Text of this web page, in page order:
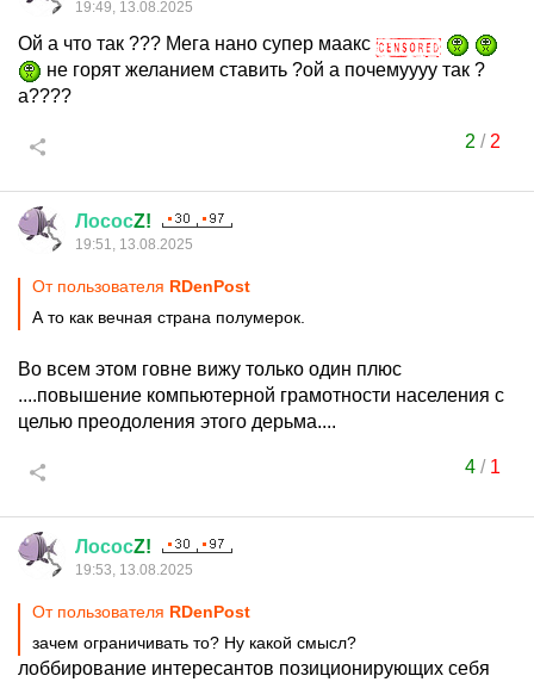
19:49, 13.08.2025
Ой а что так ??? Мега нано супер маакс
не горят желанием ставить ?ой а почемуууу так ?
а????
2 / 2
ЛососZ!
19:51, 13.08.2025
От пользователя RDenPost
А то как вечная страна полумерок.
Во всем этом говне вижу только один плюс
....повышение компьютерной грамотности населения с
целью преодоления этого дерьма....
4/ 1
ЛососZ!
19:53, 13.08.2025
От пользователя RDenPost
зачем ограничивать то? Ну какой смысл?
лоббирование интересантов позиционирующих себя